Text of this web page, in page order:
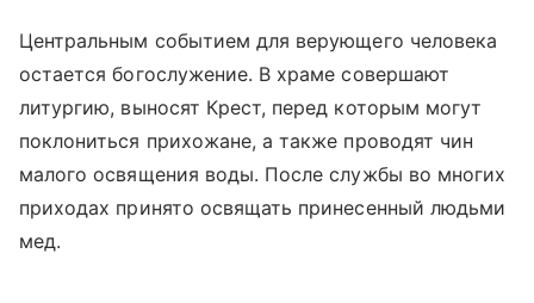
Центральным событием для верующего человека
остается богослужение. В храме совершают
литургию, выносят Крест, перед которым могут
поклониться прихожане, а также проводят чин
малого освящения воды. После службы во многих
приходах принято освящать принесенный людьми
мед.